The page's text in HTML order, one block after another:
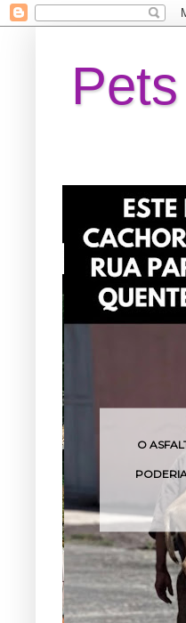
ESTAVA TÃO QUENTE QUE
OU QUEIMAR AS
DO ANIMAL.